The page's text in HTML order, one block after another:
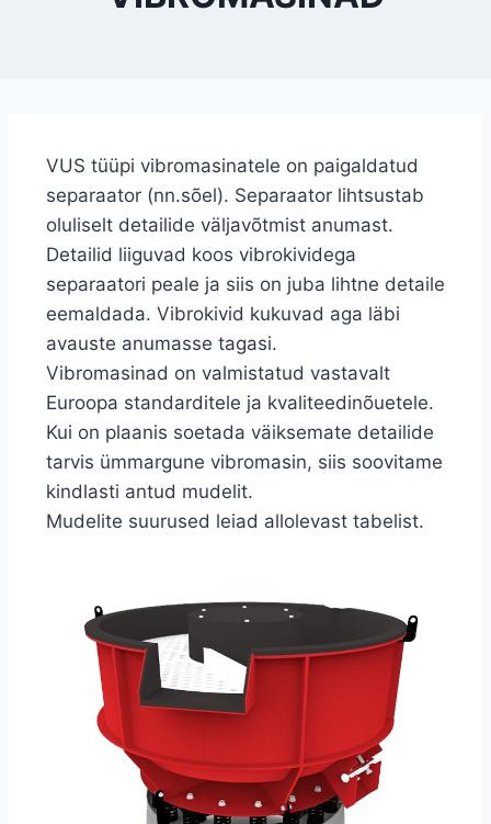
VUS tüüpi vibromasinatele on paigaldatud
separaator (nn.sõel). Separaator lihtsustab
oluliselt detailide väljavõtmist anumast.
Detailid liiguvad koos vibrokividega
separaatori peale ja siis on juba lihtne detaile
eemaldada. Vibrokivid kukuvad aga läbi
avauste anumasse tagasi.
Vibromasinad on valmistatud vastavalt
Euroopa standarditele ja kvaliteedinõuetele.
Kui on plaanis soetada väiksemate detailide
tarvis ümmargune vibromasin, siis soovitame
kindlasti antud mudelit.
Mudelite suurused leiad allolevast tabelist.